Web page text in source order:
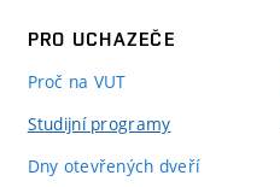
PRO UCHAZEČE
Proč na VUT
Studijní programy
Dny otevřených dveří